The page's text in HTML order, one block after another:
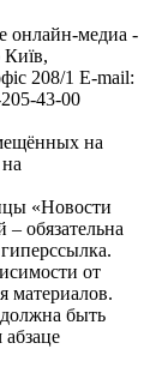
онлайн-медиа -
Київ,
208/1 E-mail:
43-00
на
«Новости
обязательна
от
материалов.
быть